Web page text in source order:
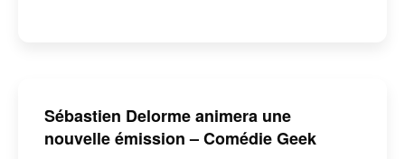
Sébastien Delorme animera une
nouvelle émission – Comédie Geek